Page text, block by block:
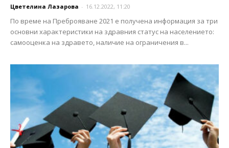
Цветелина Лазарова - 16.12.2022, 11:20
По време на Преброяване 2021 е получена информация за три
основни характеристики на здравния статус на населението:
самооценка на здравето, наличие на ограничения в...